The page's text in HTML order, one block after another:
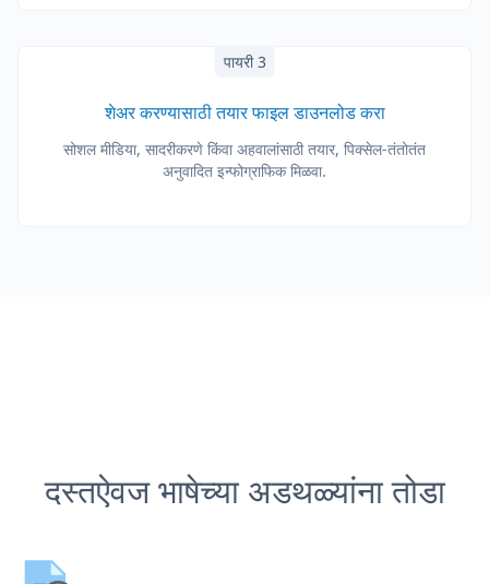
पायरी 3
शेअर करण्यासाठी तयार फाइल डाउनलोड करा
सोशल मीडिया, सादरीकरणे किंवा अहवालांसाठी तयार, पिक्सेल-तंतोतंत
अनुवादित इन्फोग्राफिक मिळवा.
दस्तऐवज भाषेच्या अडथळ्यांना तोडा